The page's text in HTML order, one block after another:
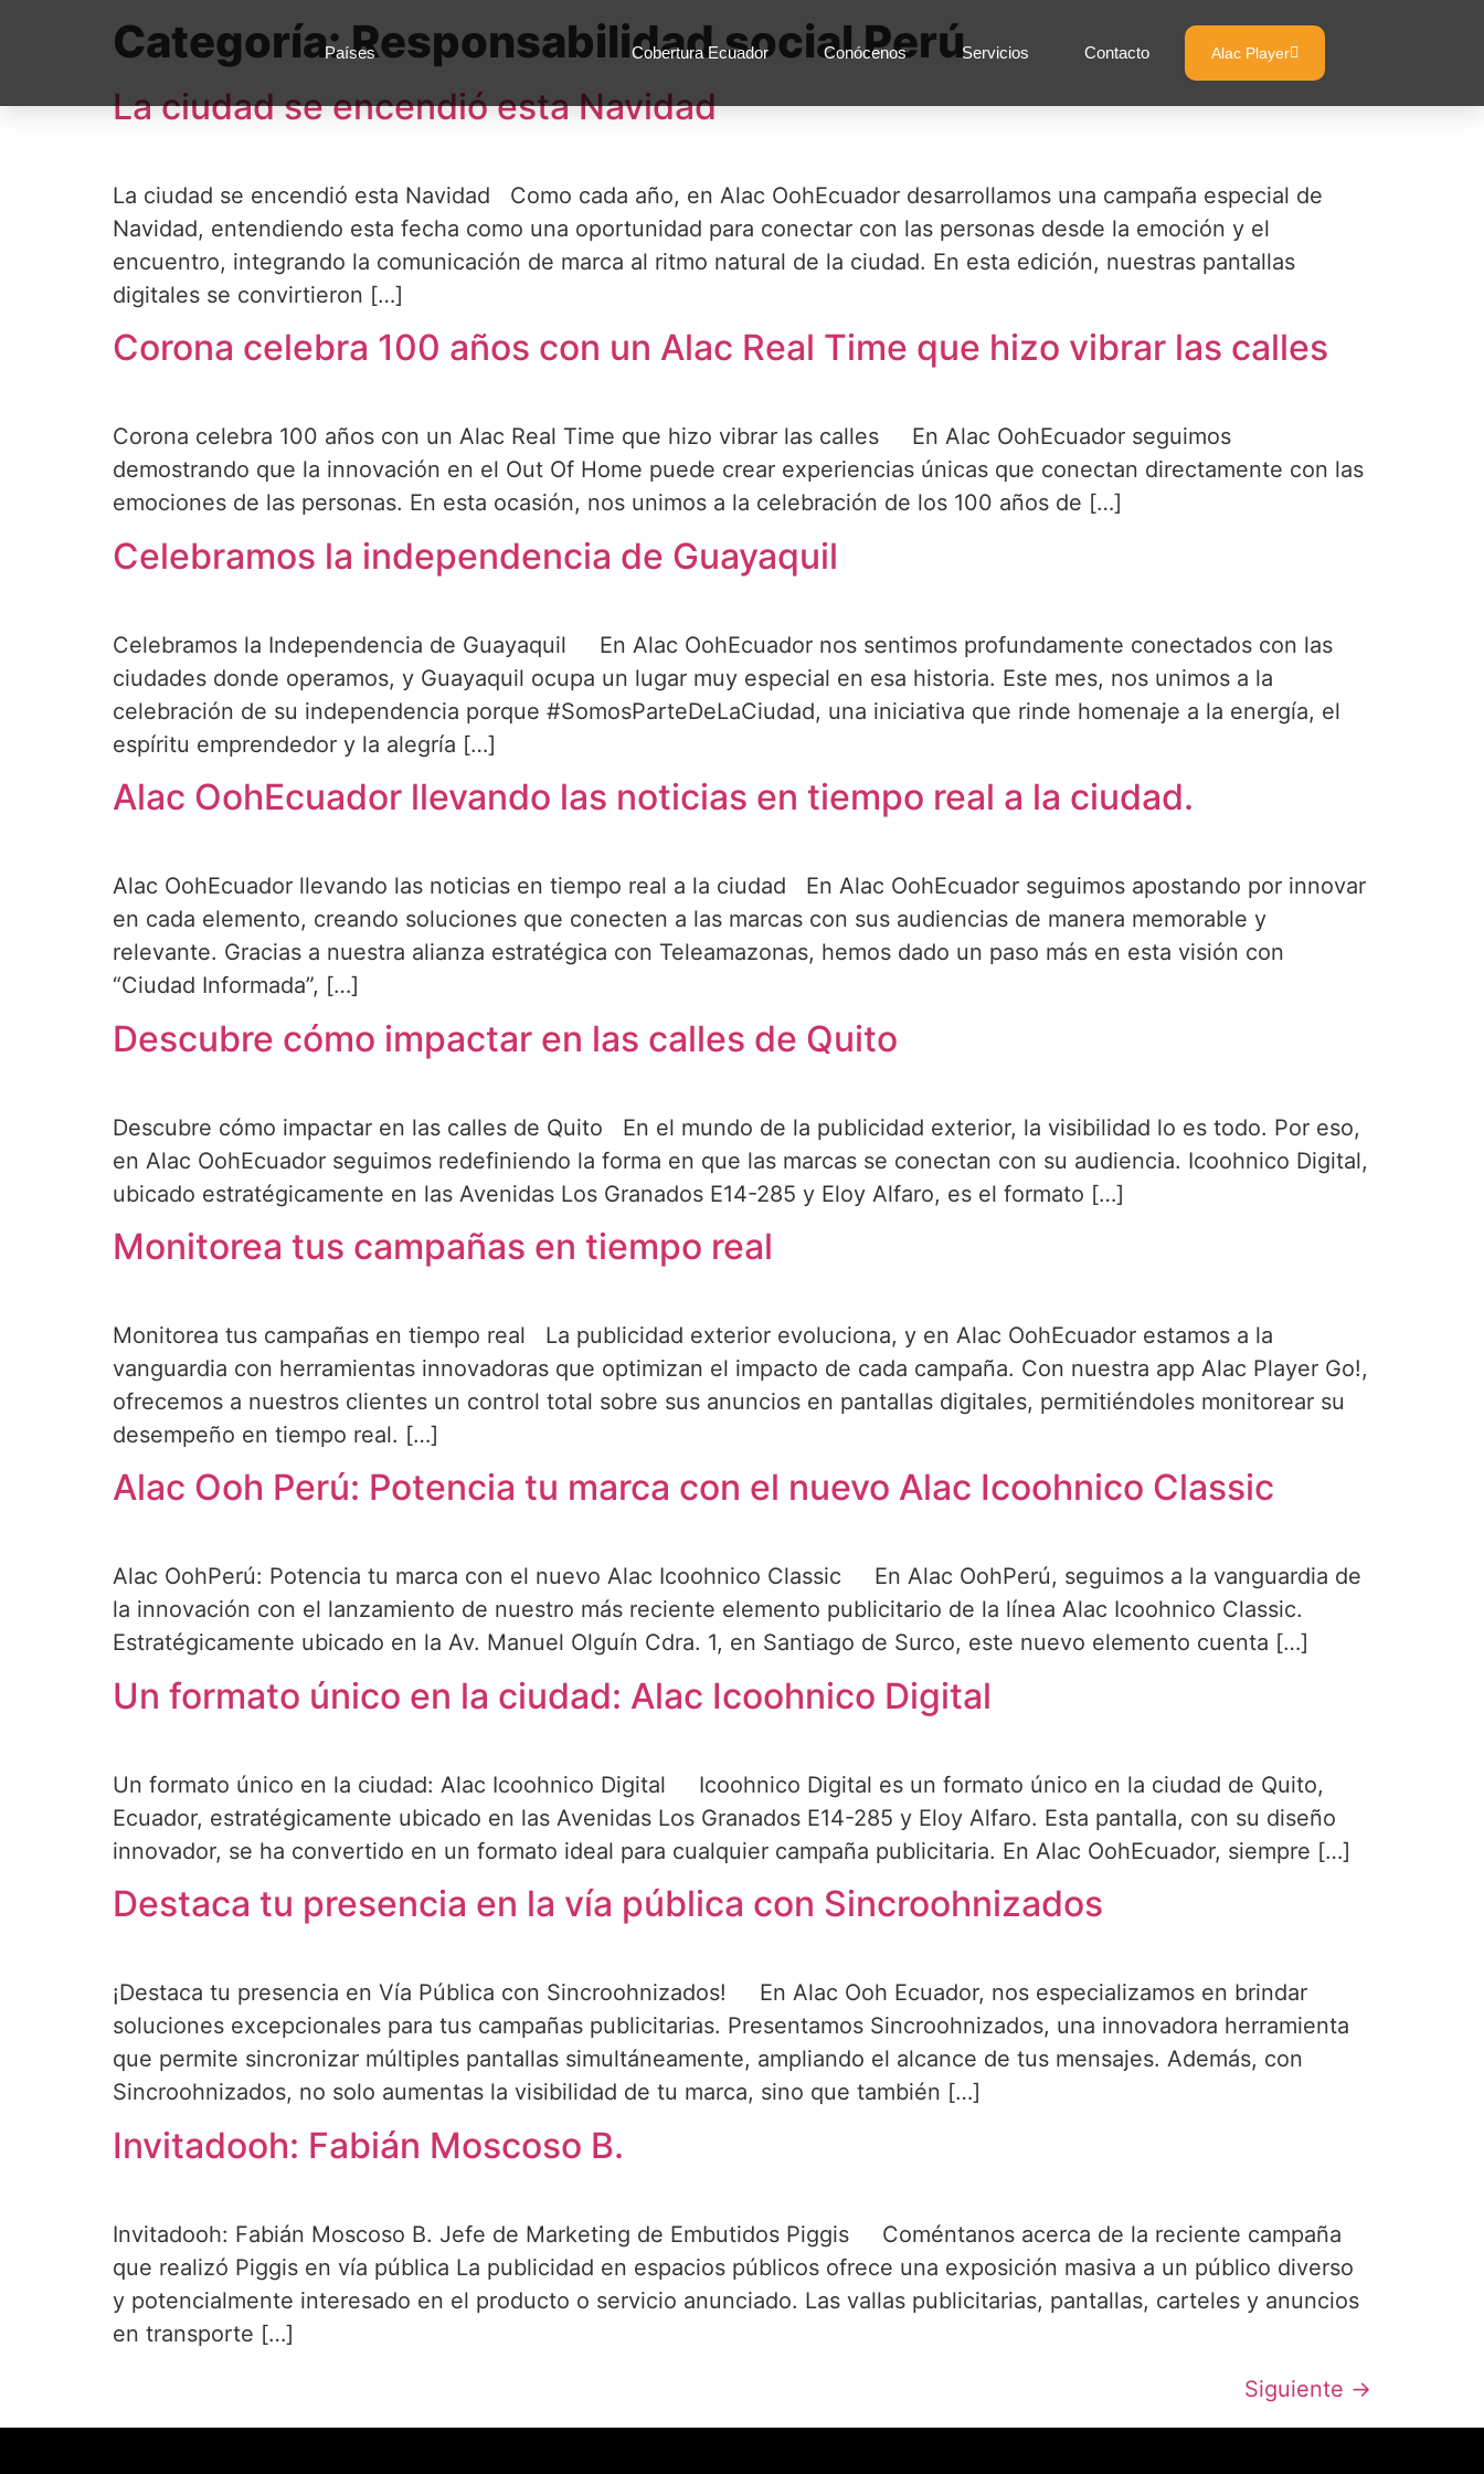
Países Cobertura Ecuador Conócenos Servicios Contacto Alac Player
Categoría:Responsabilidad social Perú
La ciudad se encendió esta Navidad
La ciudad se encendió esta Navidad Como cada año, en Alac OohEcuador desarrollamos una campaña especial de
Navidad, entendiendo esta fecha como una oportunidad para conectar con las personas desde la emoción y el
encuentro, integrando la comunicación de marca al ritmo natural de la ciudad. En esta edición, nuestras pantallas
digitales se convirtieron […]
Corona celebra 100 años con un Alac Real Time que hizo vibrar las calles
Corona celebra 100 años con un Alac Real Time que hizo vibrar las calles En Alac OohEcuador seguimos
demostrando que la innovación en el Out Of Home puede crear experiencias únicas que conectan directamente con las
emociones de las personas. En esta ocasión, nos unimos a la celebración de los 100 años de […]
Celebramos la independencia de Guayaquil
Celebramos la Independencia de Guayaquil En Alac OohEcuador nos sentimos profundamente conectados con las
ciudades donde operamos, y Guayaquil ocupa un lugar muy especial en esa historia. Este mes, nos unimos a la
celebración de su independencia porque #SomosParteDeLaCiudad, una iniciativa que rinde homenaje a la energía, el
espíritu emprendedor y la alegría […]
Alac OohEcuador llevando las noticias en tiempo real a la ciudad.
Alac OohEcuador llevando las noticias en tiempo real a la ciudad En Alac OohEcuador seguimos apostando por innovar
en cada elemento, creando soluciones que conecten a las marcas con sus audiencias de manera memorable y
relevante. Gracias a nuestra alianza estratégica con Teleamazonas, hemos dado un paso más en esta visión con
“Ciudad Informada”, […]
Descubre cómo impactar en las calles de Quito
Descubre cómo impactar en las calles de Quito En el mundo de la publicidad exterior, la visibilidad lo es todo. Por eso,
en Alac OohEcuador seguimos redefiniendo la forma en que las marcas se conectan con su audiencia. Icoohnico Digital,
ubicado estratégicamente en las Avenidas Los Granados E14-285 y Eloy Alfaro, es el formato […]
Monitorea tus campañas en tiempo real
Monitorea tus campañas en tiempo real La publicidad exterior evoluciona, y en Alac OohEcuador estamos a la
vanguardia con herramientas innovadoras que optimizan el impacto de cada campaña. Con nuestra app Alac Player Go!,
ofrecemos a nuestros clientes un control total sobre sus anuncios en pantallas digitales, permitiéndoles monitorear su
desempeño en tiempo real. […]
Alac Ooh Perú: Potencia tu marca con el nuevo Alac Icoohnico Classic
Alac OohPerú: Potencia tu marca con el nuevo Alac Icoohnico Classic En Alac OohPerú, seguimos a la vanguardia de
la innovación con el lanzamiento de nuestro más reciente elemento publicitario de la línea Alac Icoohnico Classic.
Estratégicamente ubicado en la Av. Manuel Olguín Cdra. 1, en Santiago de Surco, este nuevo elemento cuenta […]
Un formato único en la ciudad: Alac Icoohnico Digital
Un formato único en la ciudad: Alac Icoohnico Digital Icoohnico Digital es un formato único en la ciudad de Quito,
Ecuador, estratégicamente ubicado en las Avenidas Los Granados E14-285 y Eloy Alfaro. Esta pantalla, con su diseño
innovador, se ha convertido en un formato ideal para cualquier campaña publicitaria. En Alac OohEcuador, siempre […]
Destaca tu presencia en la vía pública con Sincroohnizados
¡Destaca tu presencia en Vía Pública con Sincroohnizados! En Alac Ooh Ecuador, nos especializamos en brindar
soluciones excepcionales para tus campañas publicitarias. Presentamos Sincroohnizados, una innovadora herramienta
que permite sincronizar múltiples pantallas simultáneamente, ampliando el alcance de tus mensajes. Además, con
Sincroohnizados, no solo aumentas la visibilidad de tu marca, sino que también […]
Invitadooh: Fabián Moscoso B.
Invitadooh: Fabián Moscoso B. Jefe de Marketing de Embutidos Piggis Coméntanos acerca de la reciente campaña
que realizó Piggis en vía pública La publicidad en espacios públicos ofrece una exposición masiva a un público diverso
y potencialmente interesado en el producto o servicio anunciado. Las vallas publicitarias, pantallas, carteles y anuncios
en transporte […]
Siguiente →